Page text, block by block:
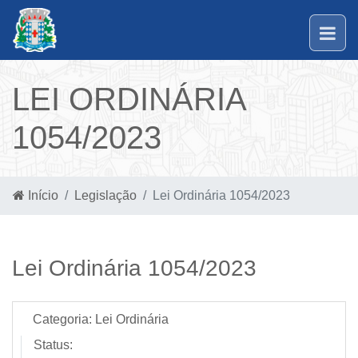
LEI ORDINÁRIA
1054/2023
Início Legislação Lei Ordinária 1054/2023
Lei Ordinária 1054/2023
Categoria: Lei Ordinária
Status: